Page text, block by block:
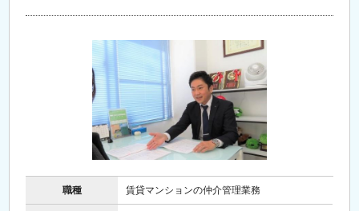
職種 賃貸マンションの仲介管理業務